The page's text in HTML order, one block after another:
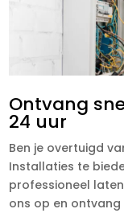
Ontvang
24 uur
Ben je overtuigd
Installaties te
professioneel
ons op en